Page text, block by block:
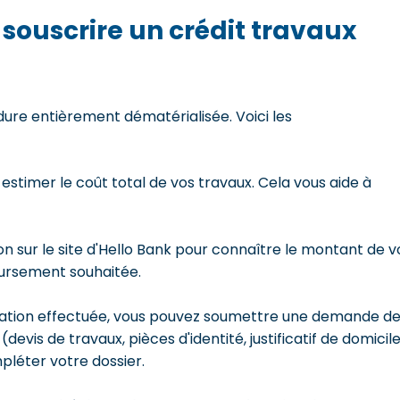
un crédit travaux
entièrement dématérialisée. Voici les
le coût total de vos travaux. Cela vous aide à
sur le site d'Hello Bank pour connaître le montant de
souhaitée.
effectuée, vous pouvez soumettre une demande de
de travaux, pièces d'identité, justificatif de domicile
votre dossier.